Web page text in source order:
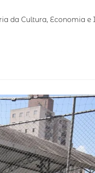
da Cultura, Economia